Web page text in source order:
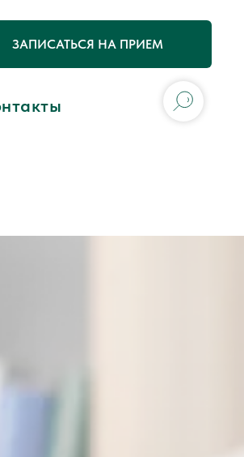
ЗАПИСАТЬСЯ НА ПРИЕМ